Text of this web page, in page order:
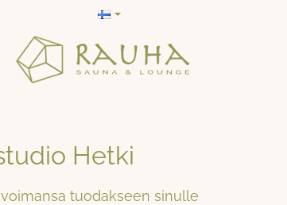
Hetki
tuodakseen sinulle